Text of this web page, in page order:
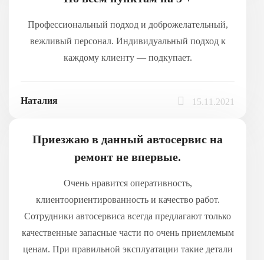
Профессиональный подход и доброжелательный,
вежливый персонал. Индивидуальный подход к
каждому клиенту — подкупает.
Наталия 15.11.2021
Приезжаю в данный автосервис на
ремонт не впервые.
Очень нравится оперативность,
клиентоориентированность и качество работ.
Сотрудники автосервиса всегда предлагают только
качественные запасные части по очень приемлемым
ценам. При правильной эксплуатации такие детали